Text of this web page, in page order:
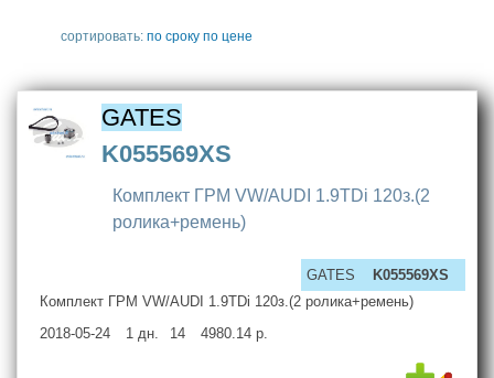
сортировать: по сроку по цене
GATES
K055569XS
Комплект ГРМ VW/AUDI 1.9TDi 120з.(2
ролика+ремень)
GATES
K055569XS
Комплект ГРМ VW/AUDI 1.9TDi 120з.(2 ролика+ремень)
2018-05-24
1 дн. 14 4980.14 р.